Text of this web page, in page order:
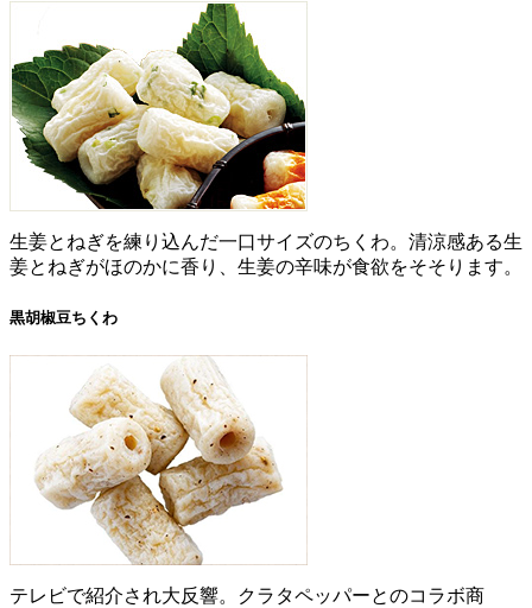
生姜とねぎを練り込んだ一口サイズのちくわ。清涼感ある生
姜とねぎがほのかに香り、生姜の辛味が食欲をそそります。
黒胡椒豆ちくわ
テレビで紹介され大反響。クラタペッパーとのコラボ商